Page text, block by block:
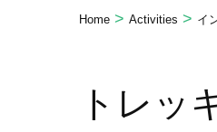
Home > Activities > イ
トレッ